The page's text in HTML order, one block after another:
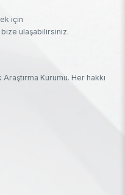
için
ulaşabilirsiniz.
Kurumu. Her hakkı